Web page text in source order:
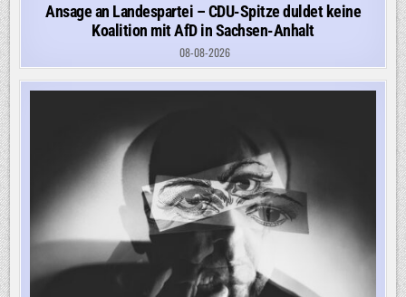
Ansage an Landespartei – CDU-Spitze duldet keine
Koalition mit AfD in Sachsen-Anhalt
08-08-2026